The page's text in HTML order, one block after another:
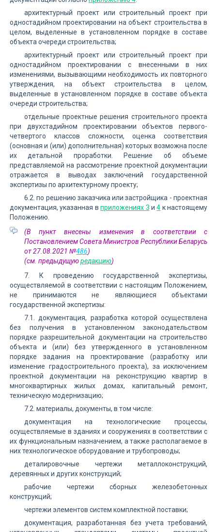
архитектурный проект или строительный проект при
одностадийном проектировании на объект строительства в
целом, выделенные в установленном порядке в составе
объекта очереди строительства;
архитектурный проект или строительный проект при
одностадийном проектировании с внесенными в них
изменениями, вызывающими необходимость их повторного
утверждения, на объект строительства в целом,
выделенные в установленном порядке в составе объекта
очереди строительства;
отдельные проектные решения строительного проекта
при двухстадийном проектировании объектов первого-
четвертого классов сложности, оценка соответствия
(основная и (или) дополнительная) которых возможна после
их детальной проработки. Решение об объеме
представляемой на рассмотрение проектной документации
отражается в выводах заключений государственной
экспертизы по архитектурному проекту;
6.2. по решению заказчика или застройщика - проектная
документация, указанная вприложениях 3 и4 к настоящему
Положению.
(В пункт внесены изменения в соответствии с
Постановлением Совета Министров Республики Беларусь
от 27.08.2021 №486)
(см. предыдущуюредакцию)
7. К проведению государственной экспертизы,
осуществляемой в соответствии с настоящим Положением,
не принимаются не являющиеся объектами
государственной экспертизы:
7.1. документация, разработка которой осуществлена
без получения в установленном законодательством
порядке разрешительной документации на строительство
объекта и (или) без утвержденного в установленном
порядке задания на проектирование (разработку или
изменение градостроительного проекта), за исключением
проектной документации на реконструкцию квартир в
многоквартирных жилых домах, капитальный ремонт,
техническую модернизацию;
7.2. материалы, документы, в том числе:
документация на технологические процессы,
осуществляемые в зданиях и сооружениях в соответствии с
их функциональным назначением, а также располагаемое в
них технологическое оборудование и трубопроводы;
деталировочные чертежи металлоконструкций,
деревянных и других конструкций;
рабочие чертежи сборных железобетонных
конструкций;
чертежи элементов систем комплектной поставки;
документация, разработанная без учета требований,